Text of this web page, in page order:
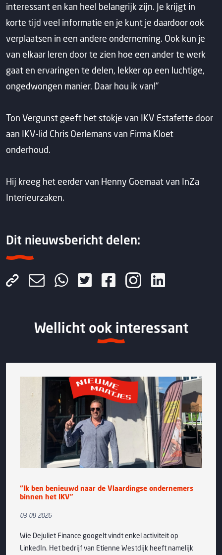
interessant en kan heel belangrijk zijn. Je krijgt in
korte tijd veel informatie en je kunt je daardoor ook
verplaatsen in een andere onderneming. Ook kun je
van elkaar leren door te zien hoe een ander te werk
gaat en ervaringen te delen, lekker op een luchtige,
ongedwongen manier. Daar hou ik van!’’
Ton Vergunst geeft het stokje van IKV Estafette door
aan IKV-lid Chris Oerlemans van Firma Kloet
onderhoud.
Hij kreeg het eerder van Henny Goemaat van InZa
Interieurzaken.
Dit nieuwsbericht delen:
Wellicht ook interessant
“Ik ben benieuwd naar de Vlaardingse ondernemers
binnen het IKV”
03-08-2026
Wie Dejuliet Finance googelt vindt enkel activiteit op
LinkedIn. Het bedrijf van Etienne Westdijk heeft namelijk